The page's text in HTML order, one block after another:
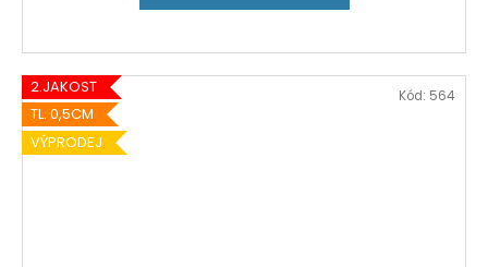
2.JAKOST
TL. 0,5CM
VÝPRODEJ
Kód: 564